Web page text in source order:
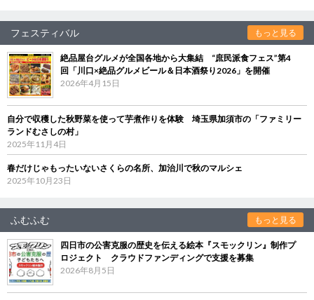
フェスティバル もっと見る
絶品屋台グルメが全国各地から大集結 “庶民派食フェス”第4
回「川口×絶品グルメビール＆日本酒祭り2026」を開催
2026年4月15日
自分で収穫した秋野菜を使って芋煮作りを体験 埼玉県加須市の「ファミリー
ランドむさしの村」
2025年11月4日
春だけじゃもったいないさくらの名所、加治川で秋のマルシェ
2025年10月23日
ふむふむ もっと見る
四日市の公害克服の歴史を伝える絵本『スモックリン』制作プ
ロジェクト クラウドファンディングで支援を募集
2026年8月5日